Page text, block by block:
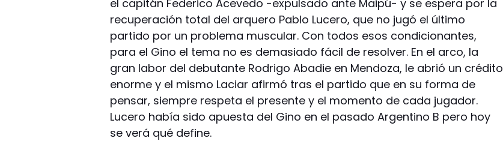
el capitán Federico Acevedo -expulsado ante Maipú- y se espera por la
recuperación total del arquero Pablo Lucero, que no jugó el último
partido por un problema muscular. Con todos esos condicionantes,
para el Gino el tema no es demasiado fácil de resolver. En el arco, la
gran labor del debutante Rodrigo Abadie en Mendoza, le abrió un crédito
enorme y el mismo Laciar afirmó tras el partido que en su forma de
pensar, siempre respeta el presente y el momento de cada jugador.
Lucero había sido apuesta del Gino en el pasado Argentino B pero hoy
se verá qué define.